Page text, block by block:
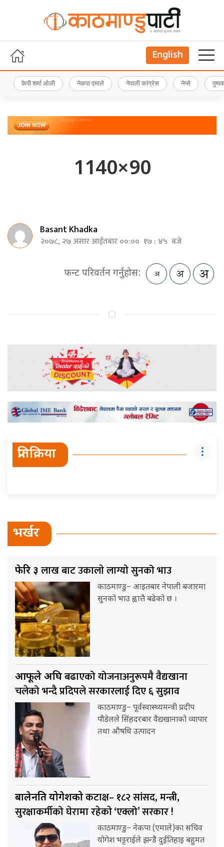
English
केपी शर्मा ओली नेकपा एमाले नेपाली कांग्रेस नेप्से
1140×90
Basant Khadka
२०७८, २७ असार आईतबार ००:०० १७ : ४५ बजे
फन्ट परिवर्तन गर्नुहोस:
प्रतिक्रिया
भर्खर
फेरि ३ लाख बाट उकालाे लाग्याे सुनको भाउ
काठमाण्डु– आइतबार नेपाली बजारमा
सुनको भाउ ह्वात्तै बढेको छ ।
आफूले अघिबढाएको योजनाअनुरूपमै वैद्यखाना
चलेको भन्दै प्रदिपले सरकारलाई दिए ६ सुझाव
काठमाण्डु– पूर्वस्वास्थ्यमन्त्री प्रदीप
पौडेलले सिंहदरबार वैद्यखानाको व्यापार
तथा औषधि उत्पादन
बालेनप्रति योगेशकोकटाक्ष– १८२ सांसद, मन्त्री,
सुरक्षाकर्मीको घेरामा रहेकाे ‘एक्लो’ सरकार !
काठमाण्डु– नेकपा (एमाले)का सचिव
योगेश भट्टराईले झन्डै दुईतिहाइ बहुमत